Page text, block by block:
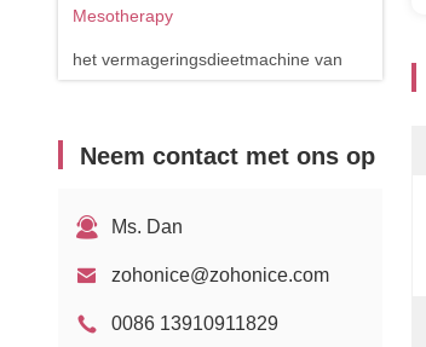
Mesotherapy
het vermageringsdieetmachine van
het cavitatielichaam
spinader
Fysiotherapieapparaat
1470nm diodelaser
Neem contact met ons op
Ms. Dan
zohonice@zohonice.com
0086 13910911829